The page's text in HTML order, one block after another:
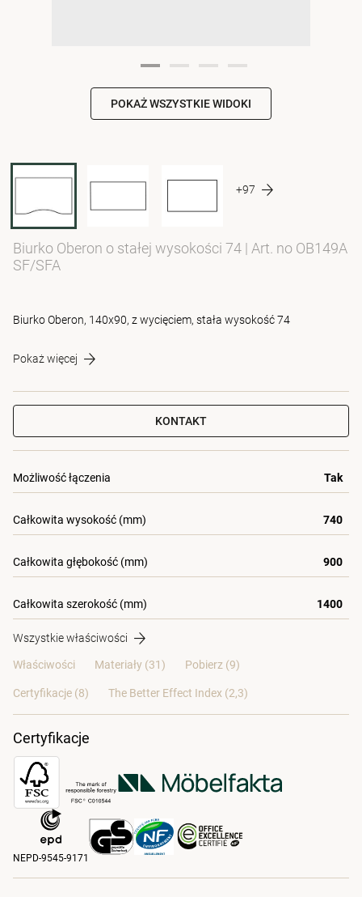
POKAŻ WSZYSTKIE WIDOKI
+97
Biurko Oberon o stałej wysokości 74 | Art. no OB149A
SF/SFA
Biurko Oberon, 140x90, z wycięciem, stała wysokość 74
Pokaż więcej
KONTAKT
Możliwość łączenia Tak
Całkowita wysokość (mm) 740
Całkowita głębokość (mm) 900
Całkowita szerokość (mm) 1400
Wszystkie właściwości
Właściwości Materiały (31) Pobierz (9)
Certyfikacje (8) The Better Effect Index (2,3)
Certyfikacje
NEPD-9545-9171